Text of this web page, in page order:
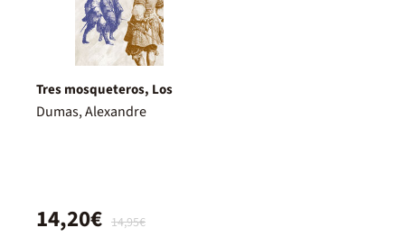
Tres mosqueteros, Los
Dumas, Alexandre
14,95€
14,20€